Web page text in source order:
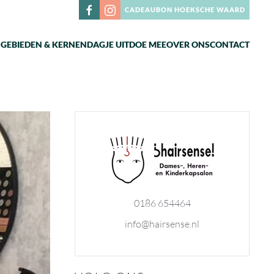
CADEAUBON HOEKSCHE WAARD
GEBIEDEN & KERNENDAGJE UITDOE MEEOVER ONSCONTACT
0186 654464
info@hairsense.nl